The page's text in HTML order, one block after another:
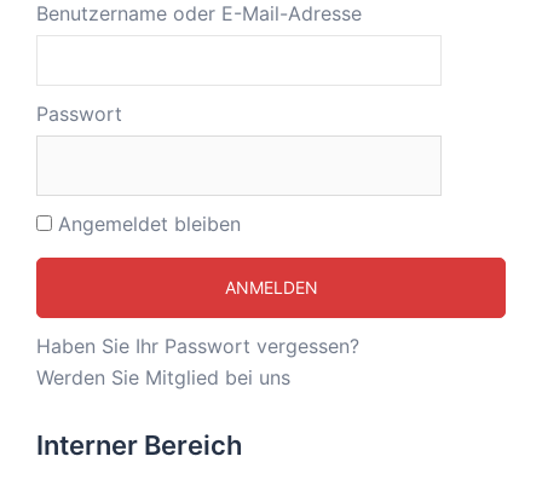
Benutzername oder E-Mail-Adresse
Passwort
Angemeldet bleiben
Haben Sie Ihr Passwort vergessen?
Werden Sie Mitglied bei uns
Interner Bereich